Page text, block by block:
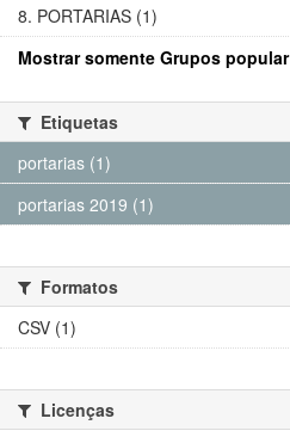
8. PORTARIAS (1)
Mostrar somente Grupos popular
Etiquetas
portarias (1)
portarias 2019 (1)
Formatos
CSV (1)
Licenças